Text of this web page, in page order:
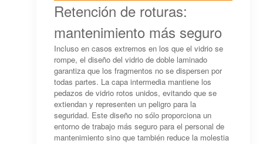
Retención de roturas:
mantenimiento más seguro
Incluso en casos extremos en los que el vidrio se
rompe, el diseño del vidrio de doble laminado
garantiza que los fragmentos no se dispersen por
todas partes. La capa intermedia mantiene los
pedazos de vidrio rotos unidos, evitando que se
extiendan y representen un peligro para la
seguridad. Este diseño no sólo proporciona un
entorno de trabajo más seguro para el personal de
mantenimiento sino que también reduce la molestia